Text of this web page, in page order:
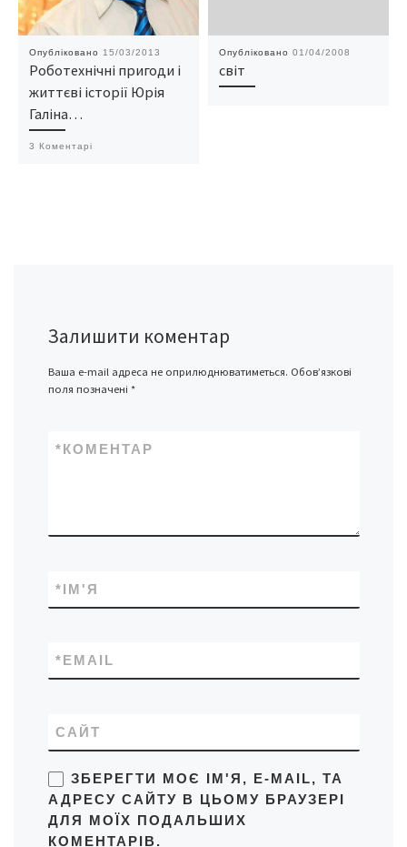
Опубліковано 15/03/2013
Роботехнічні пригоди і
життєві історії Юрія
Галіна…
3 Коментарі
Опубліковано 01/04/2008
світ
Залишити коментар
Ваша e-mail адреса не оприлюднюватиметься. Обов’язкові
поля позначені *
КОМЕНТАР
*
ІМ'Я
*
EMAIL
*
САЙТ
ЗБЕРЕГТИ МОЄ ІМ'Я, E-MAIL, ТА
АДРЕСУ САЙТУ В ЦЬОМУ БРАУЗЕРІ
ДЛЯ МОЇХ ПОДАЛЬШИХ
КОМЕНТАРІВ.